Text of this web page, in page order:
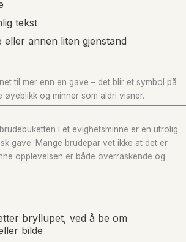
tekst
eller annen liten gjenstand
til mer enn en gave – det blir et symbol på
og minner som aldri visner.
i et evighetsminne er en utrolig
gave. Mange brudepar vet ikke at det er
opplevelsen er både overraskende og
bryllupet, ved å be om
bilde